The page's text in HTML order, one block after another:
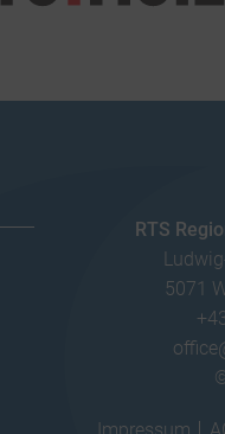
RTS
5071